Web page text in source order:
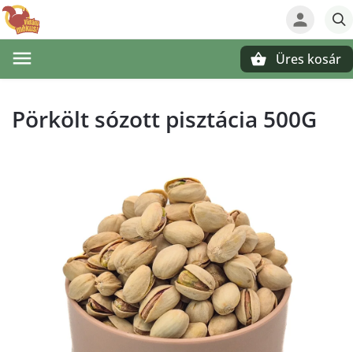
Üres kosár
Pörkölt sózott pisztácia 500G